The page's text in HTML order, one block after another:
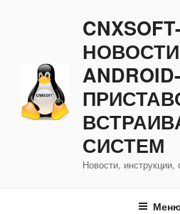
CNXSOFT-
НОВОСТИ
ANDROID-
СИСТЕМ
Новости, инструкции,